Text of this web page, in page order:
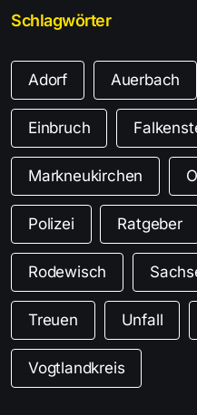
Schlagwörter
Adorf Auerbach
Einbruch
Markneukirchen
Polizei Ratgeber
Rodewisch
Treuen Unfall
Vogtlandkreis